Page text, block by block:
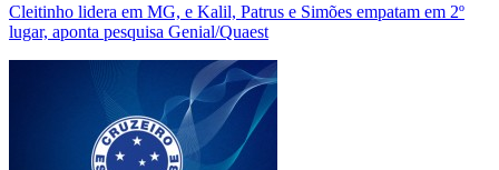
Cleitinho lidera em MG, e Kalil, Patrus e Simões empatam em 2º
lugar, aponta pesquisa Genial/Quaest